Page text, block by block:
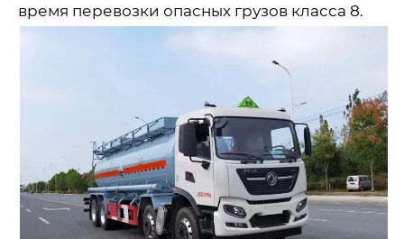
время перевозки опасных грузов класса 8.